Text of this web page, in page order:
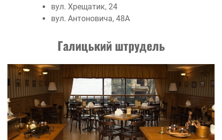
вул. Хрещатик, 24
вул. Антоновича, 48А
Галицький штрудель